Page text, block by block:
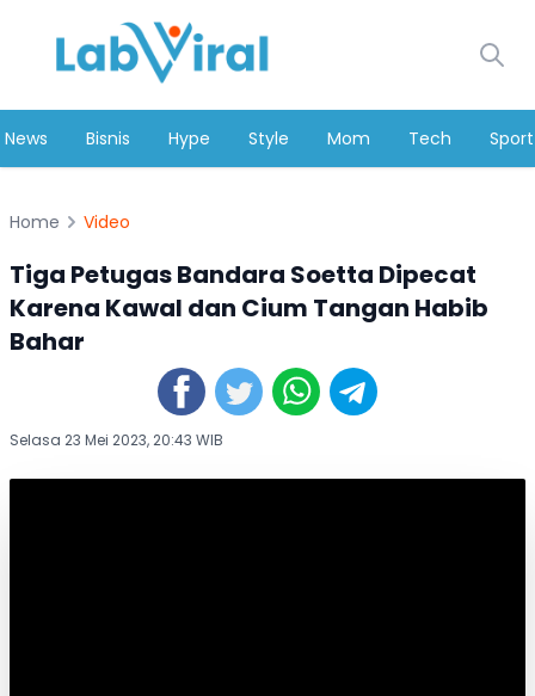
News Bisnis Hype Style Mom Tech Sport
Home Video
Tiga Petugas Bandara Soetta Dipecat
Karena Kawal dan Cium Tangan Habib
Bahar
Selasa 23 Mei 2023, 20:43 WIB